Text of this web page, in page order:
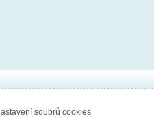
soubrů cookies